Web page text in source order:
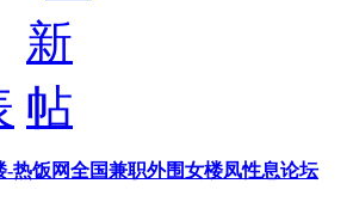
-热饭网全国兼职外围女楼凤性息论坛